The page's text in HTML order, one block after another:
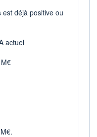
déjà positive ou
actuel